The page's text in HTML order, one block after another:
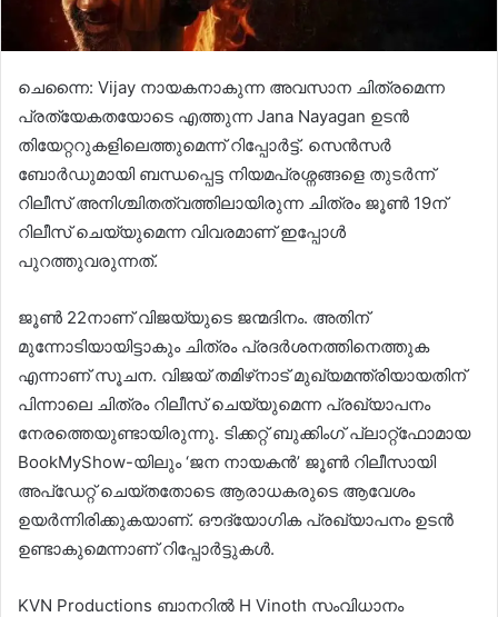
ചെന്നൈ: Vijay നായകനാകുന്ന അവസാന ചിത്രമെന്ന
പ്രത്യേകതയോടെ എത്തുന്ന Jana Nayagan ഉടൻ
തിയേറ്ററുകളിലെത്തുമെന്ന് റിപ്പോർട്ട്. സെൻസർ
ബോർഡുമായി ബന്ധപ്പെട്ട നിയമപ്രശ്നങ്ങളെ തുടർന്ന്
റിലീസ് അനിശ്ചിതത്വത്തിലായിരുന്ന ചിത്രം ജൂൺ 19ന്
റിലീസ് ചെയ്യുമെന്ന വിവരമാണ് ഇപ്പോൾ
പുറത്തുവരുന്നത്.
ജൂൺ 22നാണ് വിജയ്‌യുടെ ജന്മദിനം. അതിന്
മുന്നോടിയായിട്ടാകും ചിത്രം പ്രദർശനത്തിനെത്തുക
എന്നാണ് സൂചന. വിജയ് തമിഴ്‌നാട് മുഖ്യമന്ത്രിയായതിന്
പിന്നാലെ ചിത്രം റിലീസ് ചെയ്യുമെന്ന പ്രഖ്യാപനം
നേരത്തെയുണ്ടായിരുന്നു. ടിക്കറ്റ് ബുക്കിംഗ് പ്ലാറ്റ്‌ഫോമായ
BookMyShow-യിലും ‘ജന നായകൻ’ ജൂൺ റിലീസായി
അപ്ഡേറ്റ് ചെയ്തതോടെ ആരാധകരുടെ ആവേശം
ഉയർന്നിരിക്കുകയാണ്. ഔദ്യോഗിക പ്രഖ്യാപനം ഉടൻ
ഉണ്ടാകുമെന്നാണ് റിപ്പോർട്ടുകൾ.
KVN Productions ബാനറിൽ H Vinoth സംവിധാനം